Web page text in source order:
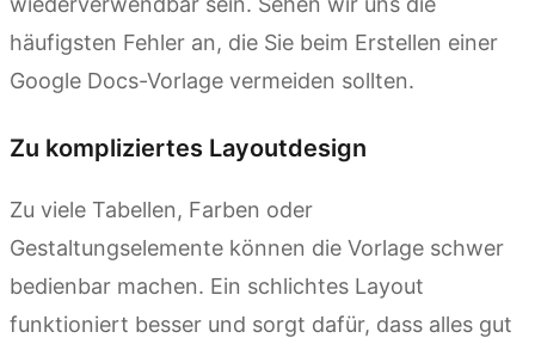
häufigsten Fehler an, die Sie beim Erstellen einer
Google Docs-Vorlage vermeiden sollten.
Zu kompliziertes Layoutdesign
Zu viele Tabellen, Farben oder
Gestaltungselemente können die Vorlage schwer
bedienbar machen. Ein schlichtes Layout
funktioniert besser und sorgt dafür, dass alles gut